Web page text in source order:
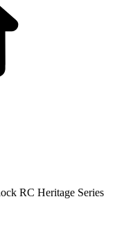
RC Heritage Series